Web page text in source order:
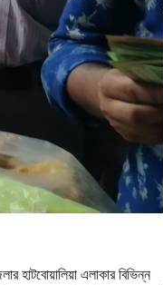
হাটবোয়ালিয়া এলাকার বিভিন্ন